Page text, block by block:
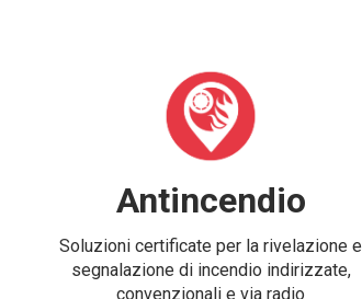
Antincendio
Soluzioni certificate per la rivelazione e
segnalazione di incendio indirizzate,
convenzionali e via radio